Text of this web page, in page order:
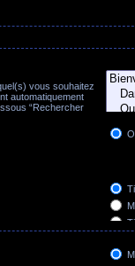
vous souhaitez
automatiquement
“Rechercher